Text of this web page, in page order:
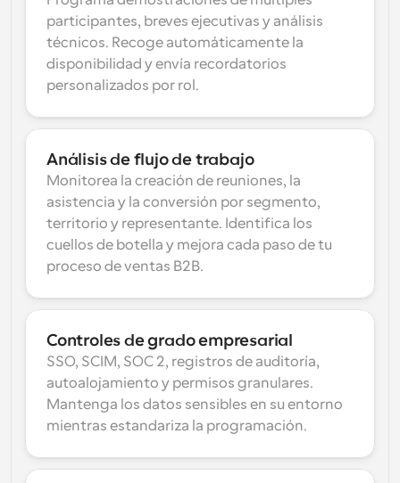
participantes, breves ejecutivas y análisis
técnicos. Recoge automáticamente la
disponibilidad y envía recordatorios
personalizados por rol.
Análisis de flujo de trabajo
Monitorea la creación de reuniones, la
asistencia y la conversión por segmento,
territorio y representante. Identifica los
cuellos de botella y mejora cada paso de tu
proceso de ventas B2B.
Controles de grado empresarial
SSO, SCIM, SOC 2, registros de auditoría,
autoalojamiento y permisos granulares.
Mantenga los datos sensibles en su entorno
mientras estandariza la programación.